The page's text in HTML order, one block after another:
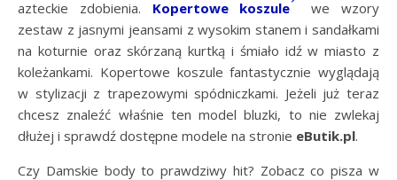
azteckie zdobienia. Kopertowe koszule
we wzory
zestaw z jasnymi jeansami z wysokim stanem i sandałkami
na koturnie oraz skórzaną kurtką i śmiało idź w miasto z
koleżankami. Kopertowe koszule fantastycznie wyglądają
w stylizacji z trapezowymi spódniczkami. Jeżeli już teraz
chcesz znaleźć właśnie ten model bluzki, to nie zwlekaj
dłużej i sprawdź dostępne modele na stronie eButik.pl.
Czy Damskie body to prawdziwy hit? Zobacz co pisza w